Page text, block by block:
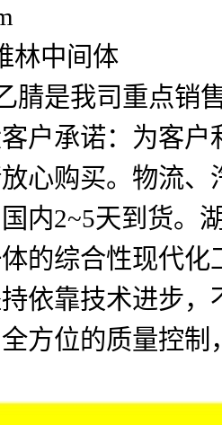
林中间体
腈是我司重点销
户承诺：为客
心购买。物流
内2~5天到货。
的综合性现代
依靠技术进步
方位的质量控